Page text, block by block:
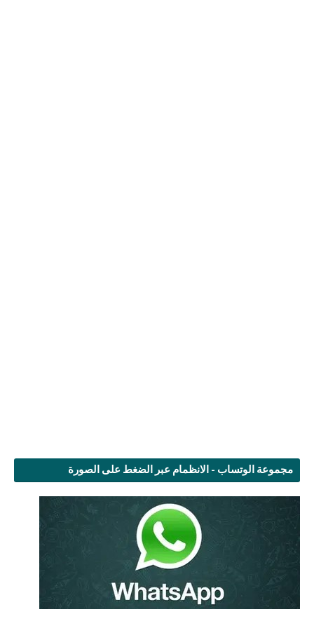
مجموعة الوتساب - الانظمام عبر الضغط على الصورة